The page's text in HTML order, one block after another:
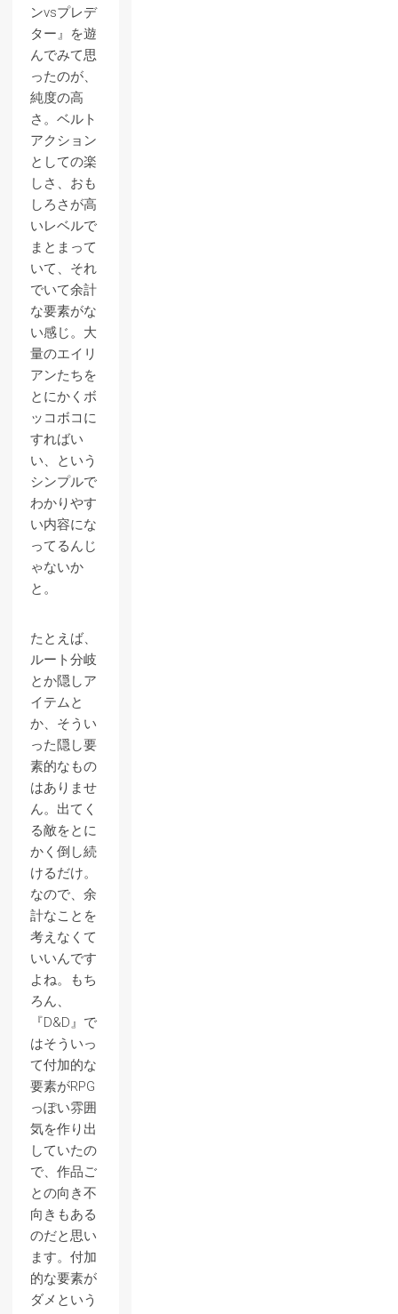
ンvsプレデ
ター』を遊
んでみて思
ったのが、
純度の高
さ。ベルト
アクション
としての楽
しさ、おも
しろさが高
いレベルで
まとまって
いて、それ
でいて余計
な要素がな
い感じ。大
量のエイリ
アンたちを
とにかくボ
ッコボコに
すればい
い、という
シンプルで
わかりやす
い内容にな
ってるんじ
ゃないか
と。
たとえば、
ルート分岐
とか隠しア
イテムと
か、そうい
った隠し要
素的なもの
はありませ
ん。出てく
る敵をとに
かく倒し続
けるだけ。
なので、余
計なことを
考えなくて
いいんです
よね。もち
ろん、
『D&D』で
はそういっ
て付加的な
要素がRPG
っぽい雰囲
気を作り出
していたの
で、作品ご
との向き不
向きもある
のだと思い
ます。付加
的な要素が
ダメという